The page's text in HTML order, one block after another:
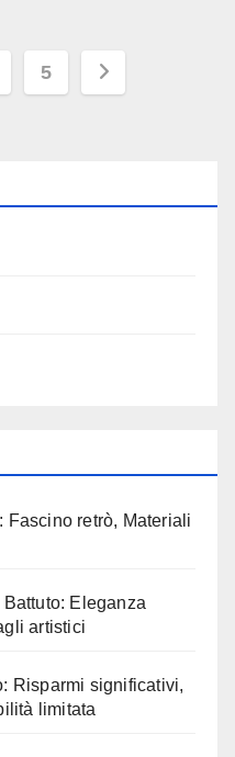
5
Fascino retrò, Materiali
Eleganza
artistici
Risparmi significativi,
limitata